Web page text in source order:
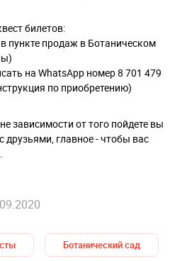
билетов:
пункте продаж в Ботаническом
на WhatsApp номер 8 701 479
по приобретению)
зависимости от того пойдете вы
друзьями, главное - чтобы вас
Ботанический сад